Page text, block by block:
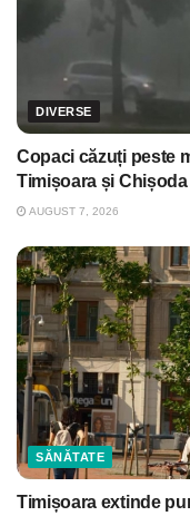
DIVERSE
Copaci căzuți peste
Timișoara și Chișoda
AUGUST 7, 2026
SĂNĂTATE
Timișoara extinde